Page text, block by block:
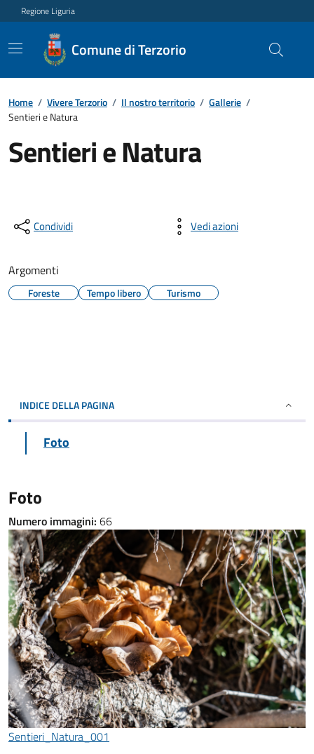
Regione Liguria
Comune di Terzorio
Home / Vivere Terzorio / Il nostro territorio / Gallerie /
Sentieri e Natura
Sentieri e Natura
Condividi Vedi azioni
Argomenti
Foreste Tempo libero Turismo
INDICE DELLA PAGINA
Foto
Foto
Numero immagini: 66
Sentieri_Natura_001